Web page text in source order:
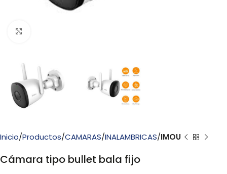
Inicio Productos CAMARAS INALAMBRICAS IMOU
Cámara tipo bullet bala fijo